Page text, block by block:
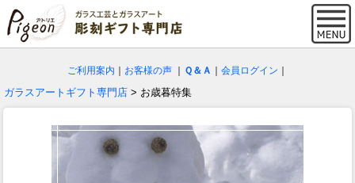
ご利用案内 お客様の声 Ｑ＆Ａ 会員ログイン
ガラスアートギフト専門店 > お歳暮特集